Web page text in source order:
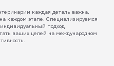
каждая деталь важна,
каждом этапе. Специализируемся
подход
ваших целей на международном